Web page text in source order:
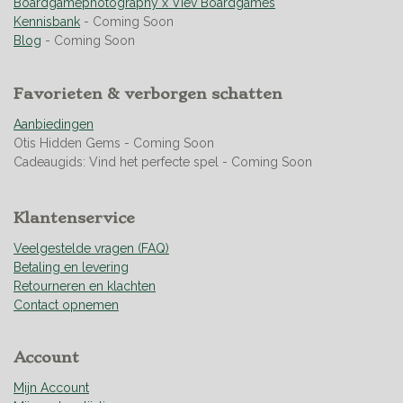
.
9
7
0
4
2
3
2
1
s
t
r
e
n
n n n n
Boardgamephotography x Viev Boardgames
Kennisbank - Coming Soon
Blog - Coming Soon
Favorieten & verborgen schatten
Aanbiedingen
Otis Hidden Gems - Coming Soon
Cadeaugids: Vind het perfecte spel - Coming Soon
Klantenservice
Veelgestelde vragen (FAQ)
Betaling en levering
Retourneren en klachten
Contact opnemen
Account
Mijn Account